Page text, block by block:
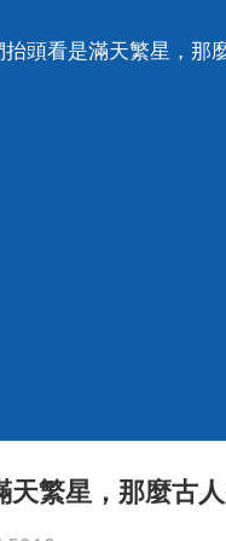
頭看是滿天繁星，那
繁星，那麼古